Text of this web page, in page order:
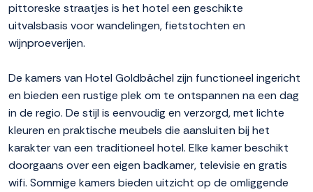
pittoreske straatjes is het hotel een geschikte
uitvalsbasis voor wandelingen, fietstochten en
wijnproeverijen.
De kamers van Hotel Goldbächel zijn functioneel ingericht
en bieden een rustige plek om te ontspannen na een dag
in de regio. De stijl is eenvoudig en verzorgd, met lichte
kleuren en praktische meubels die aansluiten bij het
karakter van een traditioneel hotel. Elke kamer beschikt
doorgaans over een eigen badkamer, televisie en gratis
wifi. Sommige kamers bieden uitzicht op de omliggende